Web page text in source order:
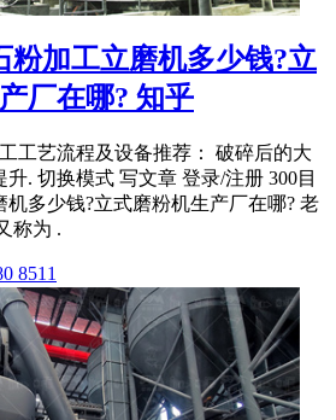
粉加工立磨机多少钱?立
厂在哪? 知乎
工艺流程及设备推荐： 破碎后的大
. 切换模式 写文章 登录/注册 300目
机多少钱?立式磨粉机生产厂在哪? 老
称为 .
8511